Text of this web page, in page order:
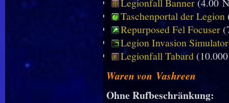
Taschenportal der Legion
Repurposed Fel Focuser
Legion Invasion Simulator
Legionfall Tabard (10.000
Waren von Vashreen
Ohne Rufbeschränkung: